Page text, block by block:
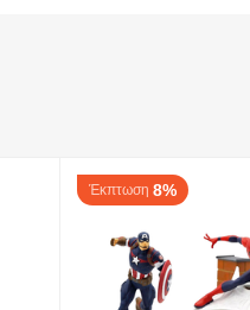
Έκπτωση 8%